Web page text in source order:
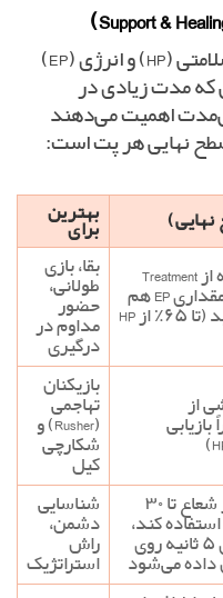
این دسته از پت‌ها روی مدیریت سلامتی (HP) و انرژی (EP)
که مدت زیادی در
اهمیت می‌دهند
نهایی هر پت است:
نهایی) بهترین
برای
هنگام استفاده از Treatment
Pistol یا Med Kit، مقداری EP هم
دریافت می‌کنید (تا ۶۵٪ از HP
بقا، بازی
طولانی،
حضور
مداوم در
درگیری
از
بازیابی
بازیکنان
تهاجمی
(Rusher) و
شکارچی
کیل
اگر دشمنی در شعاع تا ۳۰
متری از Med Kit استفاده کند،
موقعیتش برای ۵ ثانیه روی
می‌شود
شناسایی
دشمن،
راش
استراتژیک